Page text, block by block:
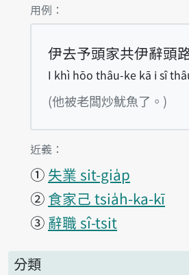
第1項釋義的
用例：
伊去予頭家共伊辭頭
I khì hōo thâu-ke kā i sî
(他被老闆炒魷魚了。)
第1項釋義的
近義：
① 失業 sit-gia̍p
② 食家己 tsia̍h-ka-kī
③ 辭職 sî-tsit
分類